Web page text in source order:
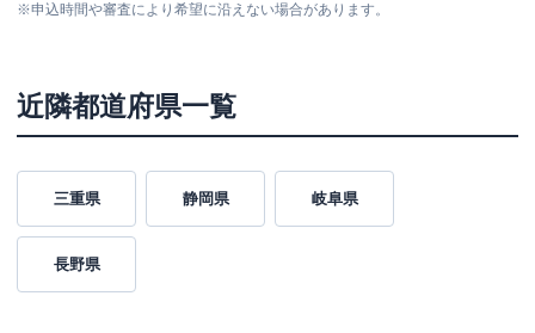
※申込時間や審査により希望に沿えない場合があります。
近隣都道府県一覧
三重県 静岡県 岐阜県
長野県